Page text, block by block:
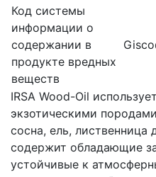
Код системы
информации о
содержании в
продукте вредных
веществ
IRSA Wood-Oil
экзотическими
сосна, ель, лиственница
содержит обладающие
устойчивые к